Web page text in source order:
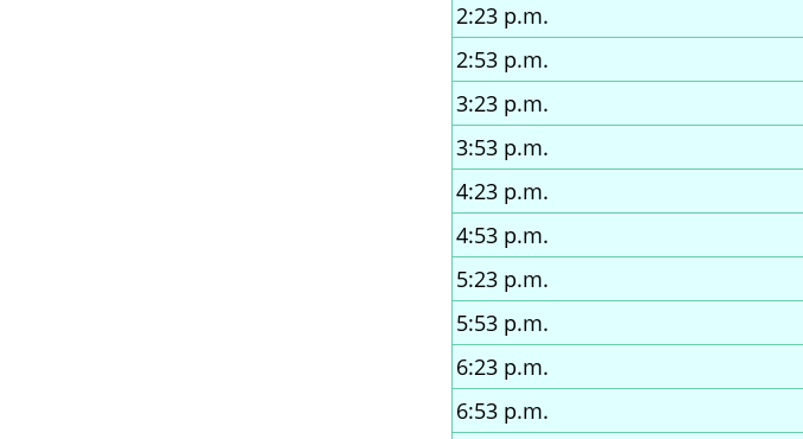
2:23 p.m.
2:53 p.m.
3:23 p.m.
3:53 p.m.
4:23 p.m.
4:53 p.m.
5:23 p.m.
5:53 p.m.
6:23 p.m.
6:53 p.m.